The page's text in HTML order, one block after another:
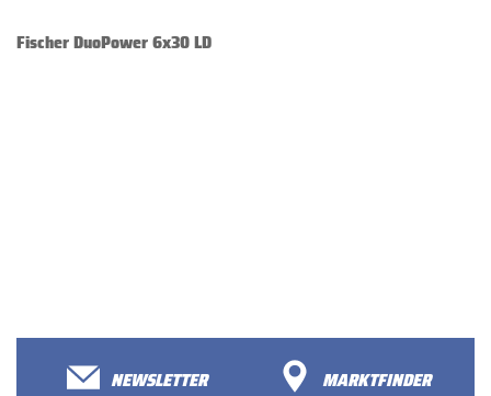
Fischer DuoPower 6x30 LD
NEWSLETTER
MARKTFINDER